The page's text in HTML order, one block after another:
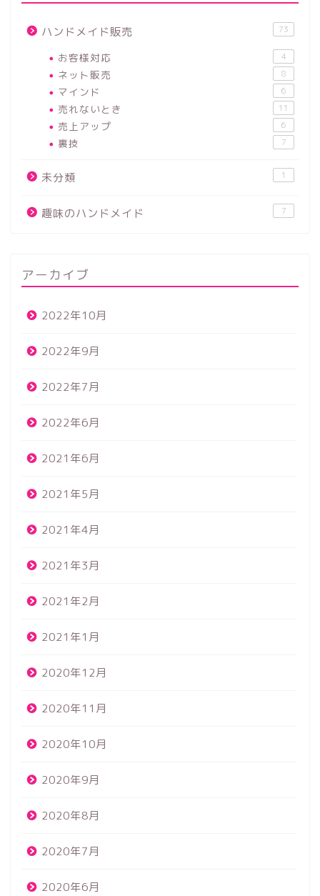
ハンドメイド販売 73
お客様対応 4
ネット販売 8
マインド 6
売れないとき 11
売上アップ 6
裏技 7
未分類 1
趣味のハンドメイド 7
アーカイブ
2022年10月
2022年9月
2022年7月
2022年6月
2021年6月
2021年5月
2021年4月
2021年3月
2021年2月
2021年1月
2020年12月
2020年11月
2020年10月
2020年9月
2020年8月
2020年7月
2020年6月